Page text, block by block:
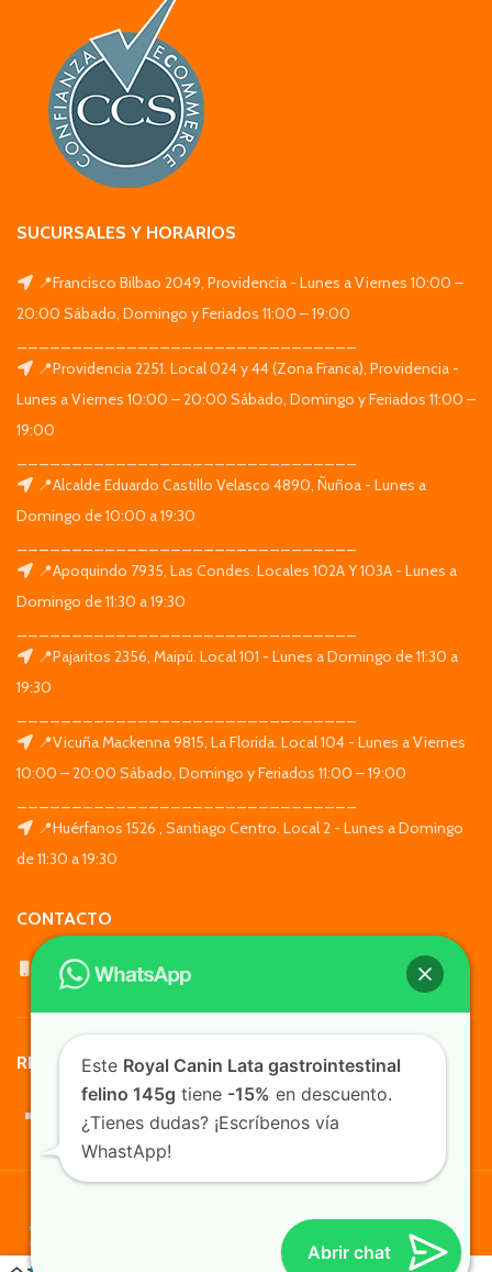
SUCURSALES Y HORARIOS
📍Francisco Bilbao 2049, Providencia - Lunes a Viernes 10:00 –
20:00 Sábado, Domingo y Feriados 11:00 – 19:00
📍Providencia 2251. Local 024 y 44 (Zona Franca), Providencia -
Lunes a Viernes 10:00 – 20:00 Sábado, Domingo y Feriados 11:00 –
19:00
📍Alcalde Eduardo Castillo Velasco 4890, Ñuñoa - Lunes a
Domingo de 10:00 a 19:30
📍Apoquindo 7935, Las Condes. Locales 102A Y 103A - Lunes a
Domingo de 11:30 a 19:30
📍Pajaritos 2356, Maipú. Local 101 - Lunes a Domingo de 11:30 a
19:30
📍Vicuña Mackenna 9815, La Florida. Local 104 - Lunes a Viernes
10:00 – 20:00 Sábado, Domingo y Feriados 11:00 – 19:00
📍Huérfanos 1526 , Santiago Centro. Local 2 - Lunes a Domingo
de 11:30 a 19:30
CONTACTO
WhatsApp: +569 7564 4676
REDES SOCIALES
TusMascotas.cl
Abrir chat
Este Royal Canin Lata gastrointestinal
felino 145g tiene -15% en descuento.
¿Tienes dudas? ¡Escríbenos vía
WhastApp!